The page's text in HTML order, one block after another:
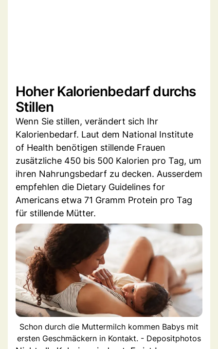
Hoher Kalorienbedarf durchs
Stillen
Wenn Sie stillen, verändert sich Ihr
Kalorienbedarf. Laut dem National Institute
of Health benötigen stillende Frauen
zusätzliche 450 bis 500 Kalorien pro Tag, um
ihren Nahrungsbedarf zu decken. Ausserdem
empfehlen die Dietary Guidelines for
Americans etwa 71 Gramm Protein pro Tag
für stillende Mütter.
Schon durch die Muttermilch kommen Babys mit
ersten Geschmäckern in Kontakt. - Depositphotos